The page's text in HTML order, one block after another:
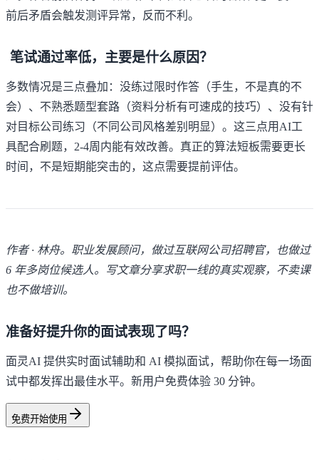
前后矛盾会触发测评异常，反而不利。
笔试通过率低，主要是什么原因？
多数情况是三点叠加：没练过限时作答（手生，不是真的不
会）、不熟悉题型套路（资料分析有可速成的技巧）、没有针
对目标公司练习（不同公司风格差别明显）。这三点用AI工
具配合刷题，2-4周内能有效改善。真正的算法短板需要更长
时间，不是短期能突击的，这点需要提前评估。
作者 · 林舟。职业发展顾问，做过互联网公司招聘官，也做过
6 年多岗位候选人。写文章分享求职一线的真实观察，不卖课
也不做培训。
准备好提升你的面试表现了吗？
面灵AI 提供实时面试辅助和 AI 模拟面试，帮助你在每一场面
试中都发挥出最佳水平。新用户免费体验 30 分钟。
免费开始使用